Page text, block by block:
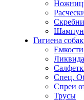
Гигиена
Емкости
Спец.
Спреи
Трусы